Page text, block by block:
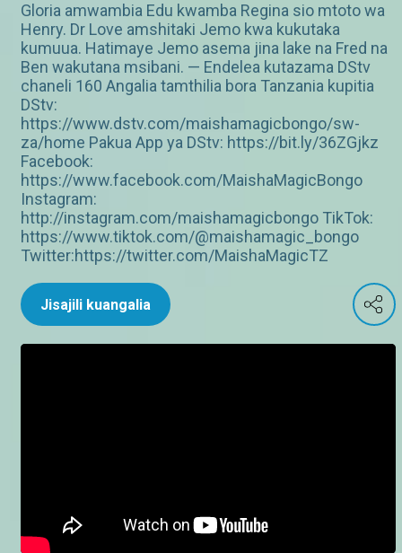
Gloria amwambia Edu kwamba Regina sio mtoto wa
Henry. Dr Love amshitaki Jemo kwa kukutaka
kumuua. Hatimaye Jemo asema jina lake na Fred na
Ben wakutana msibani. — Endelea kutazama DStv
chaneli 160 Angalia tamthilia bora Tanzania kupitia
DStv:
https://www.dstv.com/maishamagicbongo/sw-
za/home Pakua App ya DStv: https://bit.ly/36ZGjkz
Facebook:
https://www.facebook.com/MaishaMagicBongo
Instagram:
http://instagram.com/maishamagicbongo TikTok:
https://www.tiktok.com/@maishamagic_bongo
Twitter:https://twitter.com/MaishaMagicTZ
Jisajili kuangalia